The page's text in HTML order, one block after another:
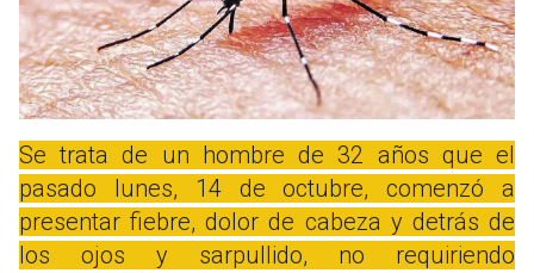
Se trata de un hombre de 32 años que el
pasado lunes, 14 de octubre, comenzó a
presentar fiebre, dolor de cabeza y detrás de
los ojos y sarpullido, no requiriendo